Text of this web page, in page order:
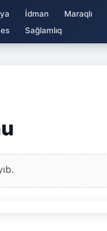
İdman Maraqlı
Sağlamlıq